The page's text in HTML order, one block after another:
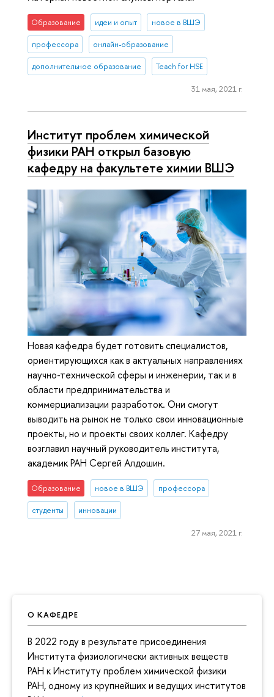
О КАФЕДРЕ
В 2022 году в результате присоединения
Института физиологически активных веществ
РАН к Институту проблем химической физики
РАН, одному из крупнейших и ведущих институтов
Образование идеи и опыт новое в ВШЭ
профессора онлайн-образование
дополнительное образование Teach for HSE
31 мая, 2021 г.
Институт проблем химической
физики РАН открыл базовую
кафедру на факультете химии ВШЭ
Новая кафедра будет готовить специалистов,
ориентирующихся как в актуальных направлениях
научно-технической сферы и инженерии, так и в
области предпринимательства и
коммерциализации разработок. Они смогут
выводить на рынок не только свои инновационные
проекты, но и проекты своих коллег. Кафедру
возглавил научный руководитель института,
академик РАН Сергей Алдошин.
Образование новое в ВШЭ профессора
студенты инновации
27 мая, 2021 г.